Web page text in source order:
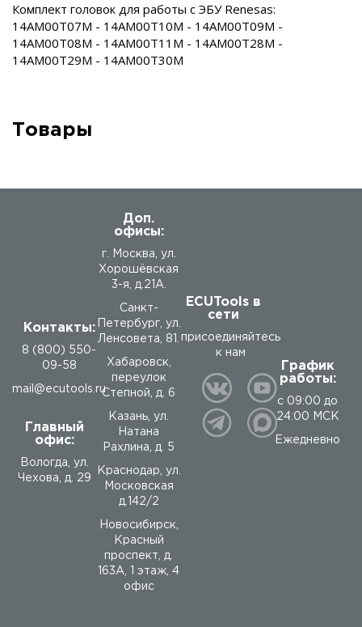
Комплект головок для работы с ЭБУ Renesas:
14AM00T07M - 14AM00T10M - 14AM00T09M -
14AM00T08M - 14AM00T11M - 14AM00T28M -
14AM00T29M - 14AM00T30M
Товары
Контакты:
8 (800) 550-
09-58
mail@ecutools.ru
Главный
офис:
Вологда
ул.
Чехова, д. 29
Доп.
офисы:
г. Москва, ул.
Хорошёвская
3-я, д.21А.
Санкт-
Петербург, ул.
Ленсовета, 81.
Хабаровск,
переулок
Степной, д. 6
Казань, ул.
Натана
Рахлина, д. 5
Краснодар, ул.
Московская
д.142/2
Новосибирск,
Красный
проспект, д.
163А, 1 этаж, 4
офис
ECUTools в
сети
присоединяйтесь
к нам
График
работы:
с 09:00 до
24:00 МСК
Ежедневно